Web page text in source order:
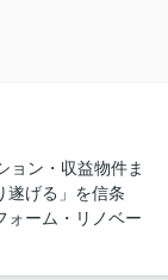
ョン・収益物件ま
遂げる」を信条
ォーム・リノベー